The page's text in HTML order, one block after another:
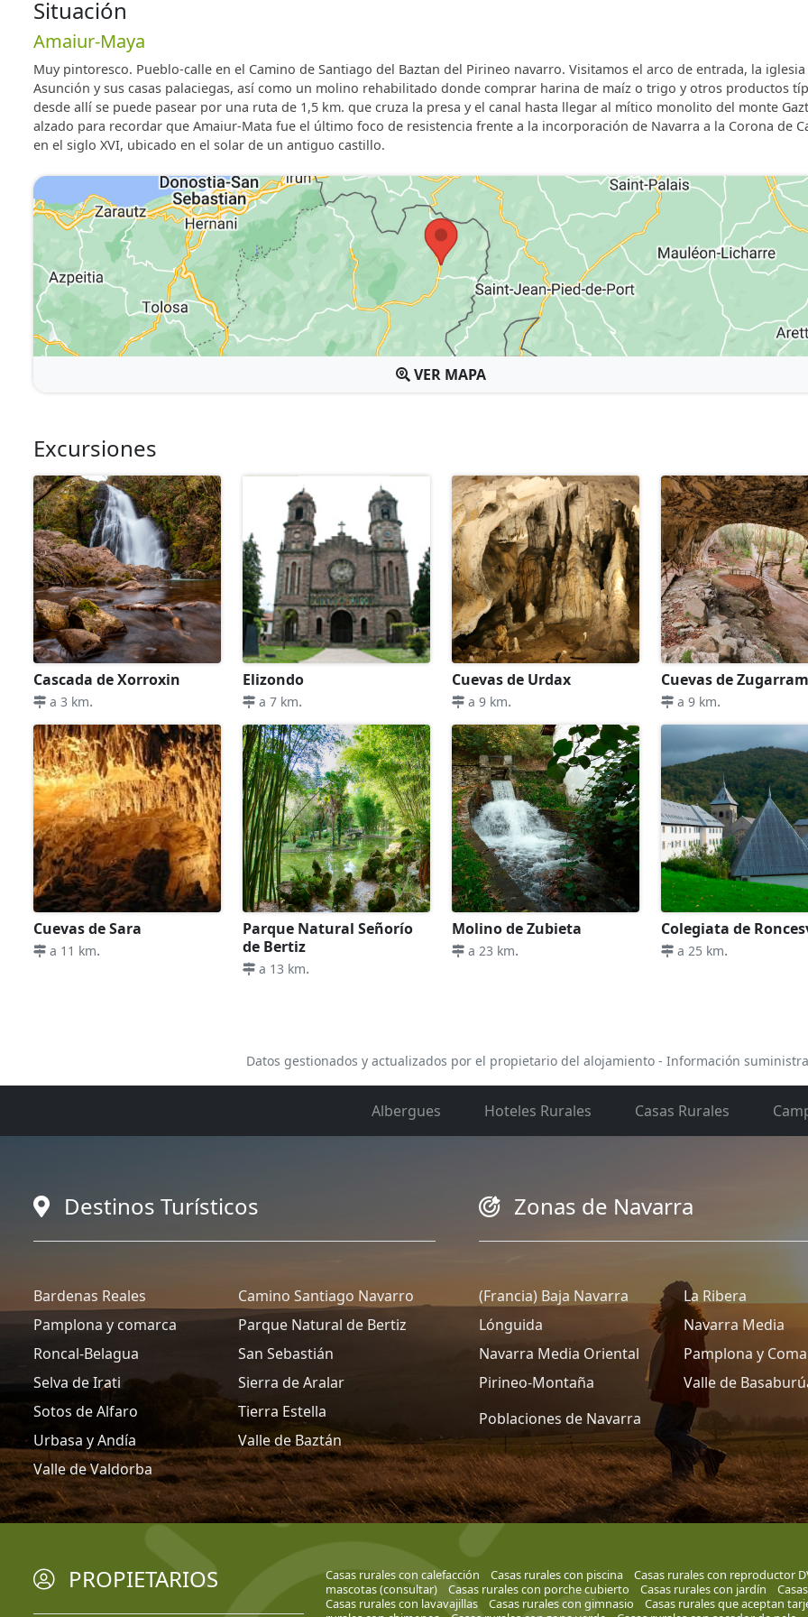
Situación
Amaiur-Maya
Muy pintoresco. Pueblo-calle en el Camino de Santiago del Baztan del Pirineo navarro. Visitamos el arco de entrada, la
Asunción y sus casas palaciegas, así como un molino rehabilitado donde comprar harina de maíz o trigo y otros productos
desde allí se puede pasear por una ruta de 1,5 km. que cruza la presa y el canal hasta llegar al mítico monolito del monte
alzado para recordar que Amaiur-Mata fue el último foco de resistencia frente a la incorporación de Navarra a la Corona de
en el siglo XVI, ubicado en el solar de un antiguo castillo.
VER MAPA
Excursiones
Cascada de Xorroxin
a 3 km.
Elizondo
a 7 km.
Cuevas de Urdax
a 9 km.
Cuevas de
a 9 km.
Cuevas de Sara
a 11 km.
Parque Natural Señorío
de Bertiz
a 13 km.
Molino de Zubieta
a 23 km.
Colegiata de
a 25 km.
Datos gestionados y actualizados por el propietario del alojamiento - Información
Albergues Hoteles Rurales Casas Rurales
Destinos Turísticos
Bardenas Reales
Camino Santiago Navarro
Pamplona y comarca
Parque Natural de Bertiz
Roncal-Belagua
San Sebastián
Selva de Irati
Sierra de Aralar
Sotos de Alfaro
Tierra Estella
Urbasa y Andía
Valle de Baztán
Valle de Valdorba
Zonas de Navarra
(Francia) Baja Navarra
La Ribera
Lónguida
Navarra Media
Navarra Media Oriental
Pamplona y
Pirineo-Montaña
Valle de
Poblaciones de Navarra
PROPIETARIOS Casas rurales con calefacción Casas rurales con piscina
Casas rurales con reproductor
mascotas (consultar)
Casas rurales con porche cubierto Casas rurales con jardín
Casas rurales con lavavajillas
Casas rurales con gimnasio
Casas rurales que aceptan